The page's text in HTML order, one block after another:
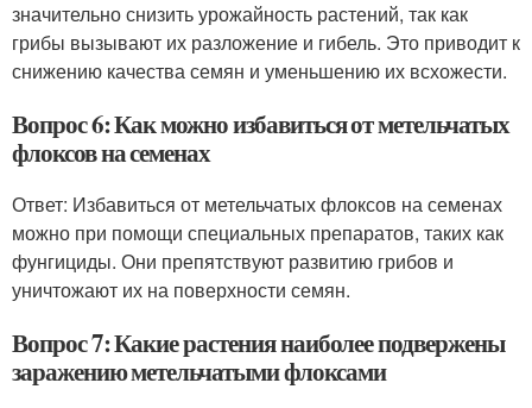
значительно снизить урожайность растений, так как
грибы вызывают их разложение и гибель. Это приводит к
снижению качества семян и уменьшению их всхожести.
Вопрос 6: Как можно избавиться от метельчатых
флоксов на семенах
Ответ: Избавиться от метельчатых флоксов на семенах
можно при помощи специальных препаратов, таких как
фунгициды. Они препятствуют развитию грибов и
уничтожают их на поверхности семян.
Вопрос 7: Какие растения наиболее подвержены
заражению метельчатыми флоксами